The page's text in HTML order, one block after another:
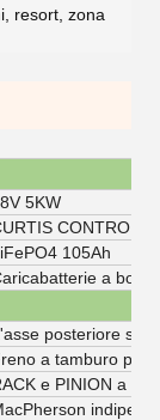
resort, zona
5KW
105Ah
a bordo
posteriore
a tamburo
e PINION a